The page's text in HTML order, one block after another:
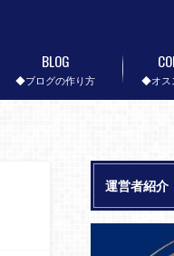
◆ブログの作り方
BLOG
◆オス
運営者紹介